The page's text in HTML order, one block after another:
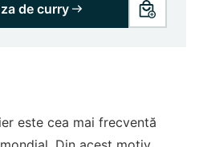
de curry
este cea mai frecventă